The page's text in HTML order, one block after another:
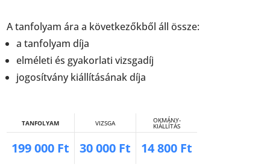
A tanfolyam ára a következőkből áll össze:
a tanfolyam díja
elméleti és gyakorlati vizsgadíj
jogosítvány kiállításának díja
TANFOLYAM
199 000 Ft
VIZSGA
30 000 Ft
OKMÁNY-
KIÁLLÍTÁS
14 800 Ft